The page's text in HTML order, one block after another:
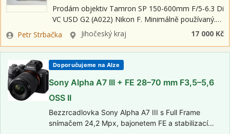
Prodám objektiv Tamron SP 150-600mm F/5-6.3 Di
VC USD G2 (A022) Nikon F. Minimálně používaný.
Upřednostňuji osobní předání a vyzkoušení při
předání.
Zadavatel
Petr Strbačka LokalitaJihočeský kraj 17 000 Kč
Doporučujeme na Alze
Sony Alpha A7 III + FE 28–70 mm F3,5–5,6
OSS II
Bezzrcadlovka Sony Alpha A7 III s Full Frame
snímačem 24,2 Mpx, bajonetem FE a stabilizací